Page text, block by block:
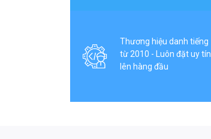
Thương hiệu danh tiếng
từ 2010 - Luôn đặt uy tín
lên hàng đầu